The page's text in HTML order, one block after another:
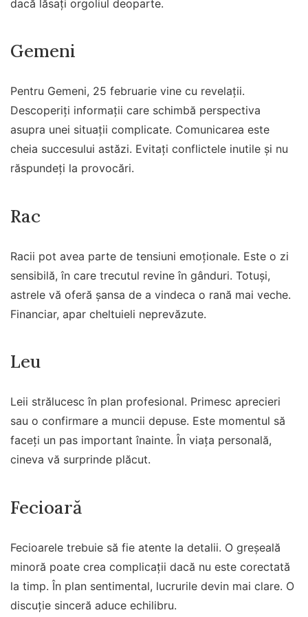
dacă lăsați orgoliul deoparte.
Gemeni
Pentru Gemeni, 25 februarie vine cu revelații.
Descoperiți informații care schimbă perspectiva
asupra unei situații complicate. Comunicarea este
cheia succesului astăzi. Evitați conflictele inutile și nu
răspundeți la provocări.
Rac
Racii pot avea parte de tensiuni emoționale. Este o zi
sensibilă, în care trecutul revine în gânduri. Totuși,
astrele vă oferă șansa de a vindeca o rană mai veche.
Financiar, apar cheltuieli neprevăzute.
Leu
Leii strălucesc în plan profesional. Primesc aprecieri
sau o confirmare a muncii depuse. Este momentul să
faceți un pas important înainte. În viața personală,
cineva vă surprinde plăcut.
Fecioară
Fecioarele trebuie să fie atente la detalii. O greșeală
minoră poate crea complicații dacă nu este corectată
la timp. În plan sentimental, lucrurile devin mai clare. O
discuție sinceră aduce echilibru.